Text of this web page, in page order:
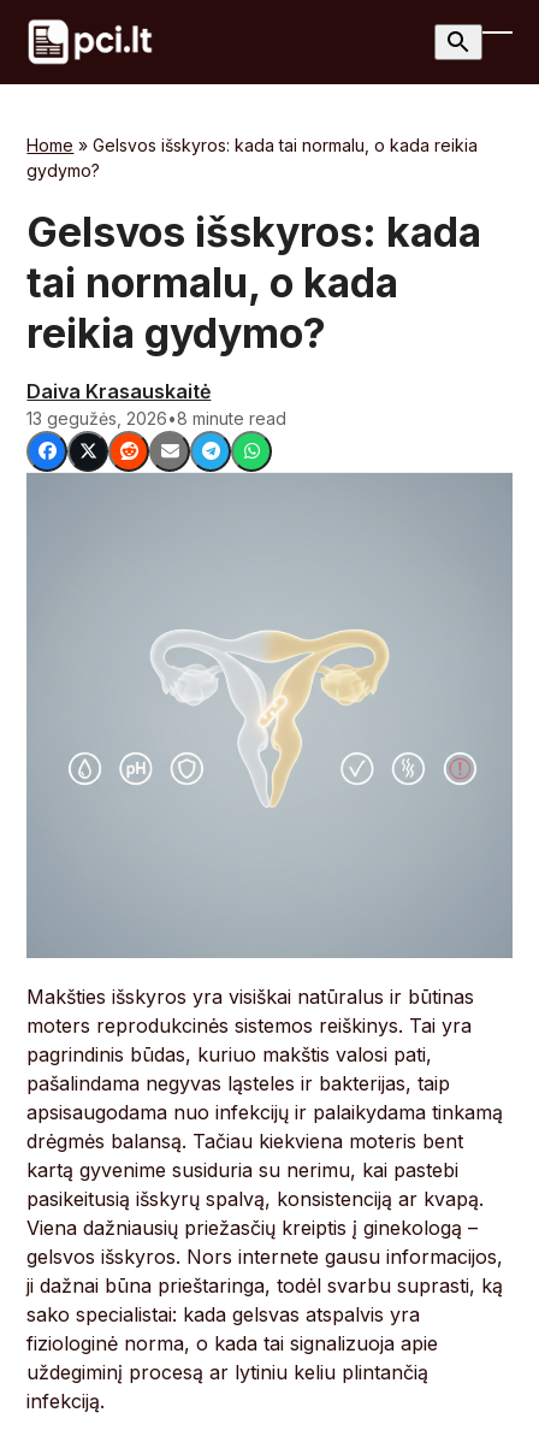
Skip
content
Home »Gelsvos išskyros: kada tai normalu, o kada reikia
gydymo?
Gelsvos išskyros: kada
tai normalu, o kada
reikia gydymo?
Daiva Krasauskaitė
13 gegužės, 2026•8 minute read
Makšties išskyros yra visiškai natūralus ir būtinas
moters reprodukcinės sistemos reiškinys. Tai yra
pagrindinis būdas, kuriuo makštis valosi pati,
pašalindama negyvas ląsteles ir bakterijas, taip
apsisaugodama nuo infekcijų ir palaikydama tinkamą
drėgmės balansą. Tačiau kiekviena moteris bent
kartą gyvenime susiduria su nerimu, kai pastebi
pasikeitusią išskyrų spalvą, konsistenciją ar kvapą.
Viena dažniausių priežasčių kreiptis į ginekologą –
gelsvos išskyros. Nors internete gausu informacijos,
ji dažnai būna prieštaringa, todėl svarbu suprasti, ką
sako specialistai: kada gelsvas atspalvis yra
fiziologinė norma, o kada tai signalizuoja apie
uždegiminį procesą ar lytiniu keliu plintančią
infekciją.